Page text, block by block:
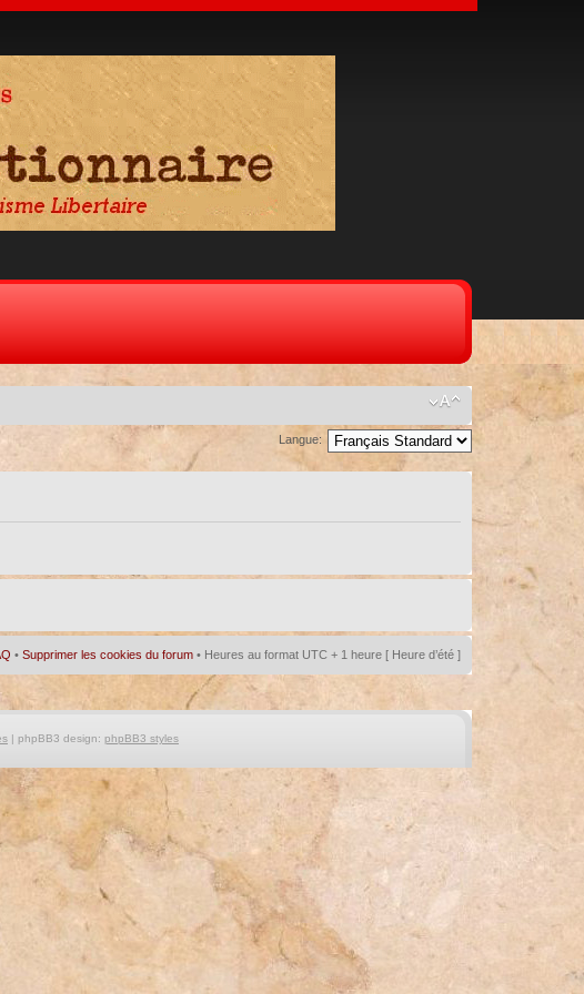
Langue:
•Supprimer les cookies du forum • Heures au format UTC + 1 heure [ Heure d’été ]
| phpBB3 design: phpBB3 styles